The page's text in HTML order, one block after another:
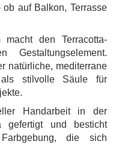
auf Balkon, Terrasse
den Terracotta-
natürliche, mediterrane
stilvolle Säule für
Handarbeit in der
gefertigt und besticht
die sich